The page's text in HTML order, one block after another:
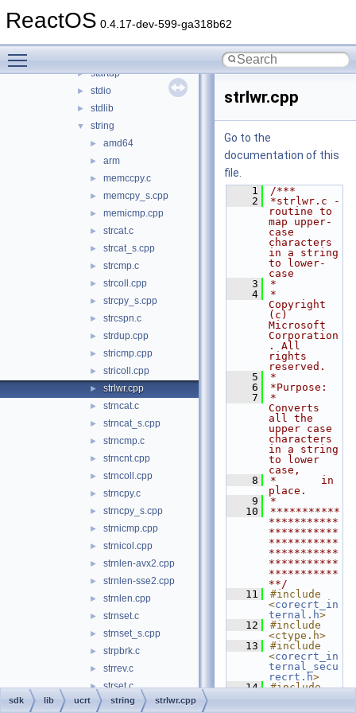
ReactOS 0.4.17-dev-599-ga318b62
► math
► startup
► stdio
► stdlib
▼ string
► amd64
► arm
► memccpy.c
► memcpy_s.cpp
► memicmp.cpp
► strcat.c
► strcat_s.cpp
► strcmp.c
► strcoll.cpp
► strcpy_s.cpp
► strcspn.c
► strdup.cpp
► stricmp.cpp
► stricoll.cpp
► strlwr.cpp
► strncat.c
► strncat_s.cpp
► strncmp.c
► strncnt.cpp
► strncoll.cpp
► strncpy.c
► strncpy_s.cpp
► strnicmp.cpp
► strnicol.cpp
► strnlen-avx2.cpp
► strnlen-sse2.cpp
► strnlen.cpp
► strnset.c
► strnset_s.cpp
► strpbrk.c
► strrev.c
► strset.c
► strset_s.cpp
strlwr.cpp
Go to the
documentation of this
file.
    1
/***
    2
*strlwr.c -
routine to
map upper-
case
characters
in a string
to lower-
case
    3
*
    4
*
Copyright
(c)
Microsoft
Corporation
. All
rights
reserved.
    5
*
    6
*Purpose:
    7
*
Converts
all the
upper case
characters
in a string
to lower
case,
    8
*       in
place.
    9
*
   10
***********
***********
***********
***********
***********
***********
***********
**/
   11
#include
<corecrt_in
ternal.h>
   12
#include
<ctype.h>
   13
#include
<corecrt_in
ternal_secu
recrt.h>
   14
#include
sdk lib ucrt string strlwr.cpp